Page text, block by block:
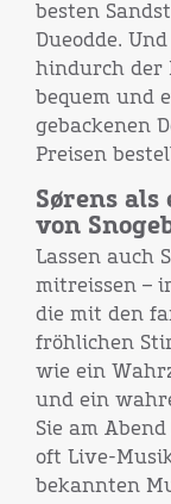
besten
Dueodde.
hindurch der
bequem und
gebackenen
Preisen
Sørens als
von
Lassen auch
mitreissen –
die mit den
fröhlichen
wie ein
und ein
Sie am
oft Live-
bekannten